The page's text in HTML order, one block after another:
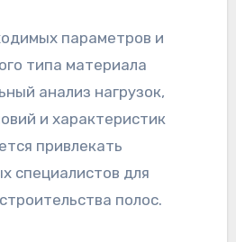
параметров и
типа материала
анализ нагрузок,
и характеристик
привлекать
специалистов для
полос.